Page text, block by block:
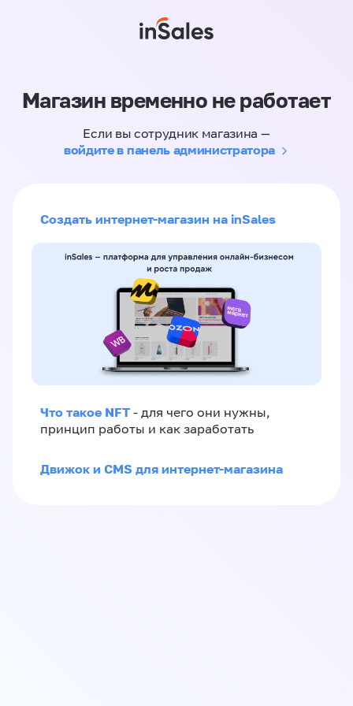
Магазин временно не работает
Если вы сотрудник магазина —
войдите в панель администратора
Создать интернет-магазин на inSales
Что такое NFT - для чего они нужны,
принцип работы и как заработать
Движок и CMS для интернет-магазина